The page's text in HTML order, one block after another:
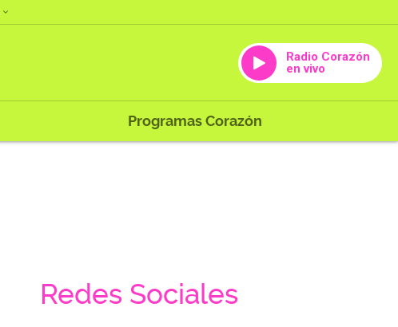
Radio Corazón
en vivo
Programas Corazón
Redes Sociales